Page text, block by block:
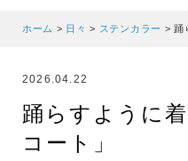
ホーム > 日々 > ステンカラー >踊
2026.04.22
踊らすように
コート」